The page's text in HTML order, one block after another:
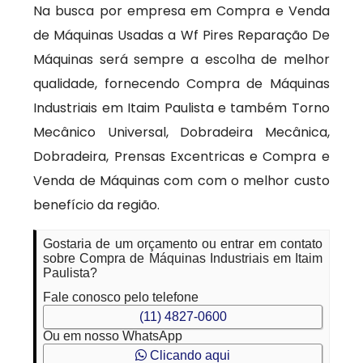
Na busca por empresa em Compra e Venda
de Máquinas Usadas a Wf Pires Reparação De
Máquinas será sempre a escolha de melhor
qualidade, fornecendo Compra de Máquinas
Industriais em Itaim Paulista e também Torno
Mecânico Universal, Dobradeira Mecânica,
Dobradeira, Prensas Excentricas e Compra e
Venda de Máquinas com com o melhor custo
benefício da região.
Gostaria de um orçamento ou entrar em contato
sobre Compra de Máquinas Industriais em Itaim
Paulista?
Fale conosco pelo telefone
(11) 4827-0600
Ou em nosso WhatsApp
Clicando aqui